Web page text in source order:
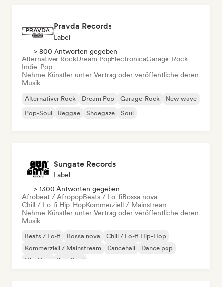
Pravda Records
Label
> 800 Antworten gegeben
Alternativer RockDream PopElectronicaGarage-Rock
Indie-Pop
Nehme Künstler unter Vertrag oder veröffentliche deren
Musik
Alternativer Rock Dream Pop Garage-Rock
New wave
Pop-Soul
Reggae Shoegaze Soul
Sungate Records
Label
> 1300 Antworten gegeben
Afrobeat / AfropopBeats / Lo-fiBossa nova
Chill / Lo-fi Hip-HopKommerziell / Mainstream
Nehme Künstler unter Vertrag oder veröffentliche deren
Musik
Beats / Lo-fi Bossa nova
Chill / Lo-fi Hip-Hop
Kommerziell / Mainstream
Dancehall
Dance pop
Hip-Hop
Pop-Soul